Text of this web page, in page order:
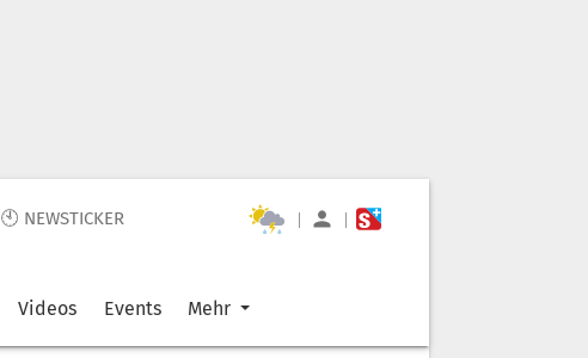
🕙 NEWSTICKER | |
Videos Events Mehr